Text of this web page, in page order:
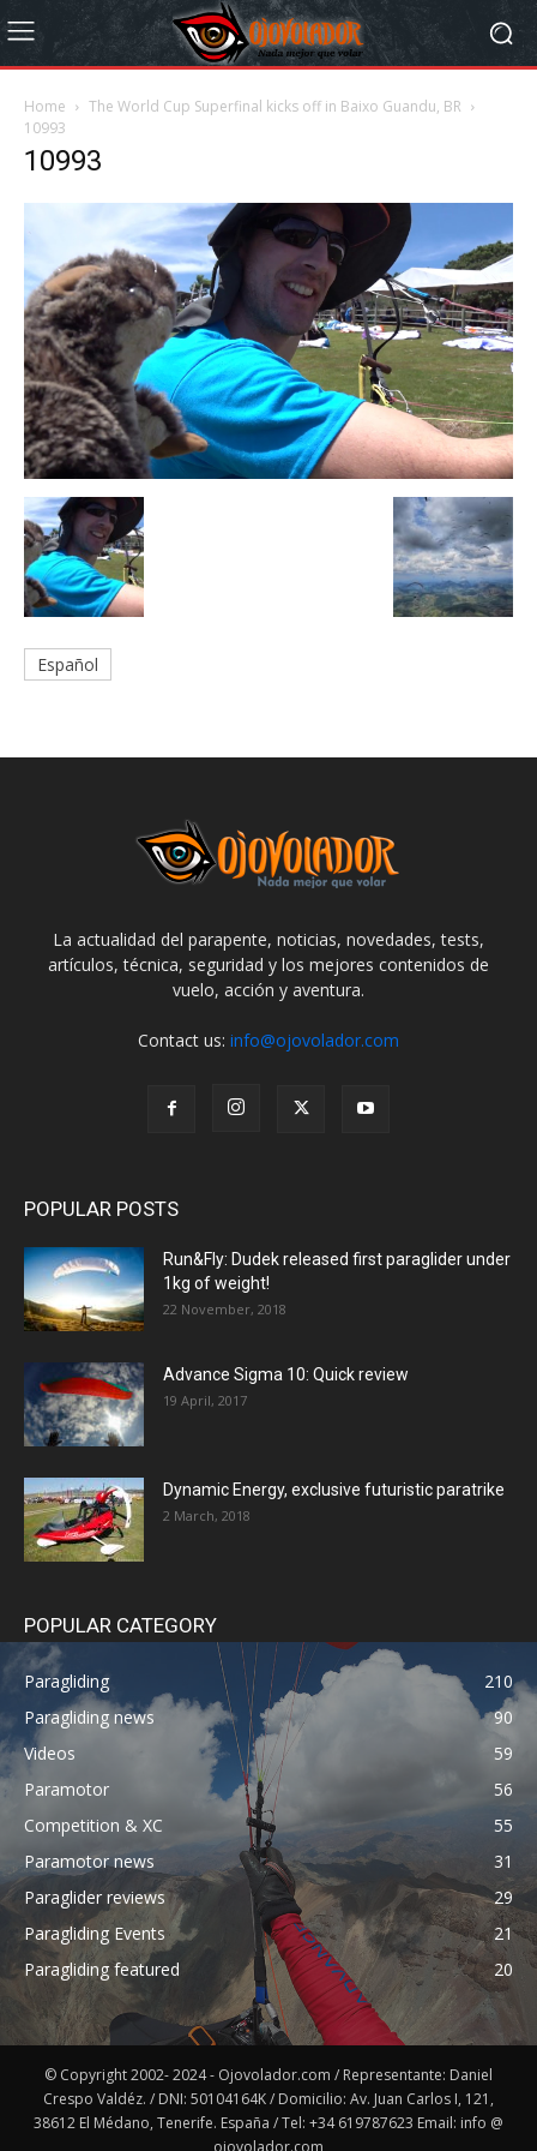
Home
The World Cup Superfinal kicks off in Baixo Guandu, BR
10993
10993
Español
La actualidad del parapente, noticias, novedades, tests,
artículos, técnica, seguridad y los mejores contenidos de
vuelo, acción y aventura.
Contact us: info@ojovolador.com
POPULAR POSTS
Run&Fly: Dudek released first paraglider under
1kg of weight!
22 November, 2018
Advance Sigma 10: Quick review
19 April, 2017
Dynamic Energy, exclusive futuristic paratrike
2 March, 2018
POPULAR CATEGORY
Paragliding
210
Paragliding news
90
Videos
59
Paramotor
56
Competition & XC
55
Paramotor news
31
Paraglider reviews
29
Paragliding Events
21
Paragliding featured
20
© Copyright 2002- 2024 - Ojovolador.com / Representante: Daniel
Crespo Valdéz. / DNI: 50104164K / Domicilio: Av. Juan Carlos I, 121,
38612 El Médano, Tenerife. España / Tel: +34 619787623 Email: info @
ojovolador.com